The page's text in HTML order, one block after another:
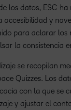
los datos, ESC ha
accesibilidad y
para aclarar los
la consistencia
se recopilan
Quizzes. Los
con la que se
y ajustar el